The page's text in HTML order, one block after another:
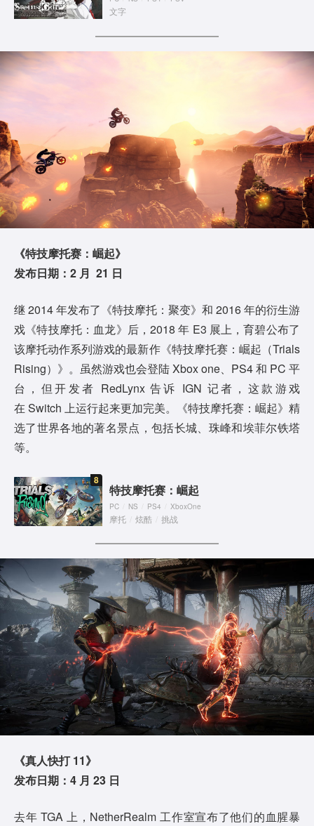
文字
《特技摩托赛：崛起》
发布日期：2 月 21 日
继 2014 年发布了《特技摩托：聚变》和 2016 年的衍生游
戏《特技摩托：血龙》后，2018 年 E3 展上，育碧公布了
该摩托动作系列游戏的最新作《特技摩托赛：崛起（Trials
Rising）》。虽然游戏也会登陆 Xbox one、PS4 和 PC 平
台，但开发者 RedLynx 告诉 IGN 记者，这款游戏
在 Switch 上运行起来更加完美。《特技摩托赛：崛起》精
选了世界各地的著名景点，包括长城、珠峰和埃菲尔铁塔
等。
8
特技摩托赛：崛起
PC NS PS4 XboxOne
摩托 炫酷 挑战
《真人快打 11》
发布日期：4 月 23 日
去年 TGA 上，NetherRealm 工作室宣布了他们的血腥暴